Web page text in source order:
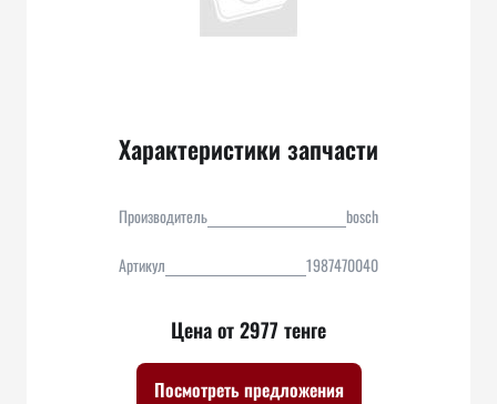
Характеристики запчасти
Производитель bosch
Артикул 1987470040
Цена от 2977 тенге
Посмотреть предложения